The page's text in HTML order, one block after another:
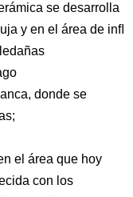
se desarrolla
y en el área de inﬂ
donde se
el área que hoy
con los